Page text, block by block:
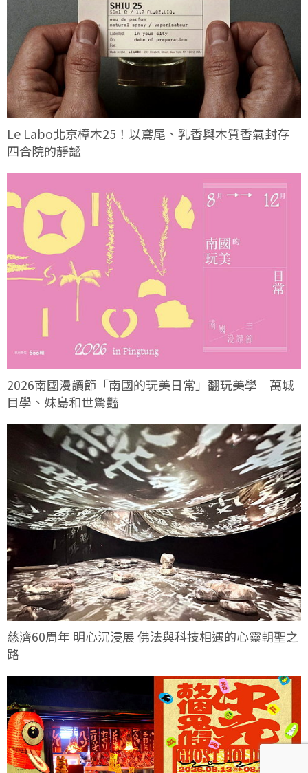
Le Labo北京樟木25！以鳶尾、乳香與木質香氣封存
四合院的靜謐
2026南國漫讀節「南國的玩美日常」翻玩美學 萬城
目學、妹島和世驚豔
慈濟60周年 明心沉浸展 佛法與科技相遇的心靈朝聖之
路